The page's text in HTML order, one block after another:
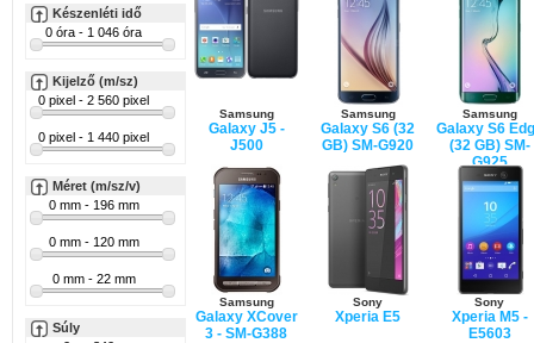
Készenléti idő
Kijelző (m/sz)
Méret (m/sz/v)
Súly
Samsung
Galaxy J5 -
J500
Samsung
Galaxy S6 (32
GB) SM-G920
Samsung
Galaxy S6
(32 GB) SM-
G925
Samsung
Galaxy XCover
3 - SM-G388
Sony
Xperia E5
Sony
Xperia M5 -
E5603